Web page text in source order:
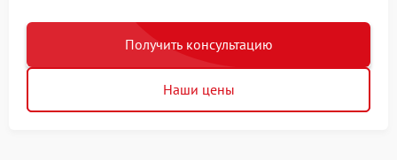
Получить консультацию
Наши цены